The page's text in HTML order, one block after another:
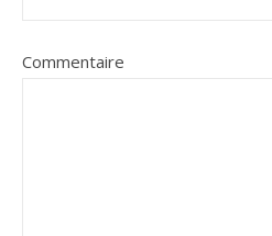
Commentaire